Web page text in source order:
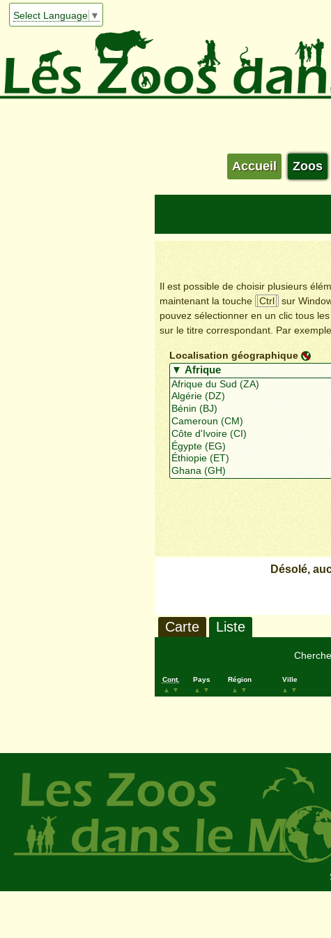
Select Language ▼
Accueil Zoos
Il est possible de choisir plusieurs
maintenant la touche
Ctrl sur
pouvez sélectionner en un clic tous
sur le titre correspondant. Par
Localisation géographique
Désolé,
Carte Liste
Cont.
▲
▼
Pays
▲
▼
Région
▲
▼
Ville
▲
▼